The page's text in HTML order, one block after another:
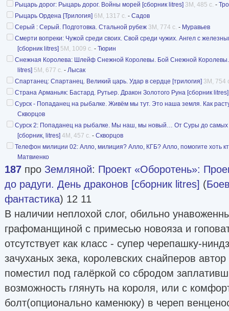
Рыцарь дорог: Рыцарь дорог. Войны морей [сборник litres] 3M, 485 с. -
Рыцарь Ордена [Трилогия] 6M, 1317 с. - Садов
Серый : Серый. Подготовка. Стальной рубеж 3M, 774 с. - Муравьев
Смерти вопреки: Чужой среди своих. Свой среди чужих. Ангел с
[сборник litres] 5M, 1009 с. - Тюрин
Снежная Королева: Шлейф Снежной Королевы. Бой Снежной Королевы.
litres] 5M, 677 с. - Лысак
Спартанец: Спартанец. Великий царь. Удар в сердце [трилогия] 3M, 754
Страна Арманьяк: Бастард. Рутьер. Дракон Золотого Руна [сборник litres]
Сурск - Попаданец на рыбалке. Живём мы тут. Это наша земля. Как
Скворцов
Сурск 2: Попаданец на рыбалке. Мы наш, мы новый… От Суры до
[сборник, litres] 4M, 457 с. - Скворцов
Телефон милиции 02: Алло, милиция? Алло, КГБ? Алло, помогите хоть
Матвиенко
187 про Земляной: Проект «Оборотень»:
до радуги. День драконов [сборник litres] (
фантастика) 12 11
В наличии неплохой слог, обильно
графоманщиной с примесью новояза и
отсутствует как класс - супер черепашку-
зачуханых зека, королевских снайперов
поместил под галёркой со сбродом
возможность глянуть на короля, или с
болт(опционально каменюку) в череп